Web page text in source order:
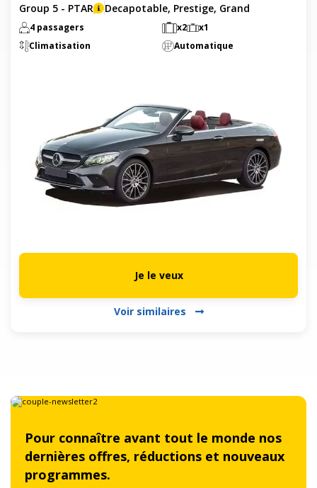
Group 5 - PTAR
Decapotable, Prestige, Grand
4 passagers x2
x1
Climatisation
Automatique
Je le veux
Voir similaires
Pour connaître avant tout le monde nos
dernières offres, réductions et nouveaux
programmes.